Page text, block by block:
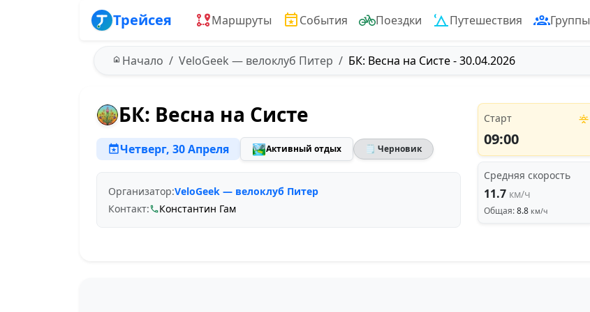
Трейсея Маршруты События Поездки Путешествия Группы
Начало VeloGeek — велоклуб Питер БК: Весна на Систе - 30.04.2026
БК: Весна на Систе
Четверг, 30 Апреля 🏞️Активный отдых 🗒 Черновик
Организатор:VeloGeek — велоклуб Питер
Контакт:
Константин Гам
Старт
09:00
Средняя скорость
11.7 км/ч
Общая:8.8 км/ч